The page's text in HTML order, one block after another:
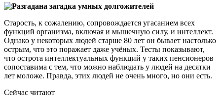
Старость, к сожалению, сопровождается угасанием всех
функций организма, включая и мышечную силу, и интеллект.
Однако у некоторых людей старше 80 лет он бывает настолько
острым, что это поражает даже учёных. Тесты показывают,
что острота интеллектуальных функций у таких пенсионеров
сопоставима с тем, что можно наблюдать у людей на десятки
лет моложе. Правда, этих людей не очень много, но они есть.
Сейчас читают